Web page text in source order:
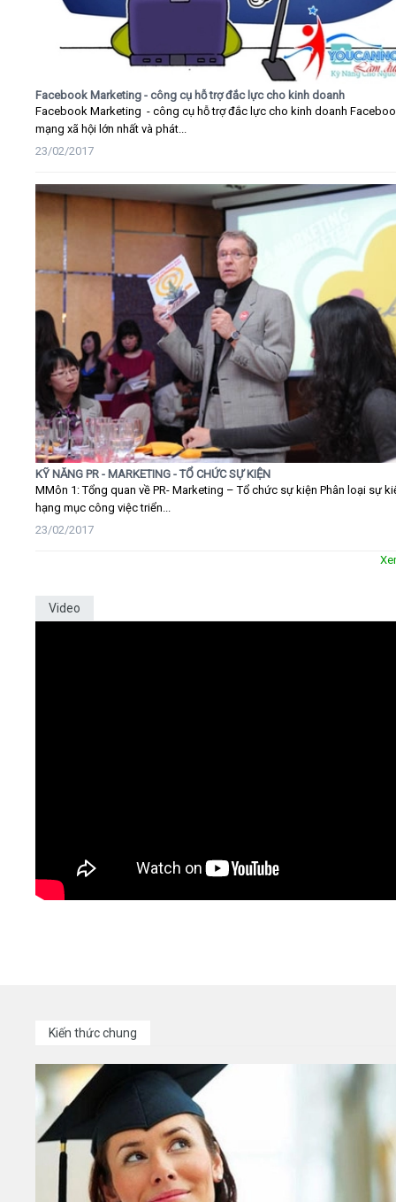
Facebook Marketing - công cụ hỗ trợ đắc lực cho kinh doanh
Facebook Marketing - công cụ hỗ trợ đắc lực cho kinh doanh
mạng xã hội lớn nhất và phát...
23/02/2017
KỸ NĂNG PR - MARKETING - TỔ CHỨC SỰ KIỆN
MMôn 1: Tổng quan về PR- Marketing – Tổ chức sự kiện Phân loại sự
hạng mục công việc triển...
23/02/2017
Video
Kiến thức chung